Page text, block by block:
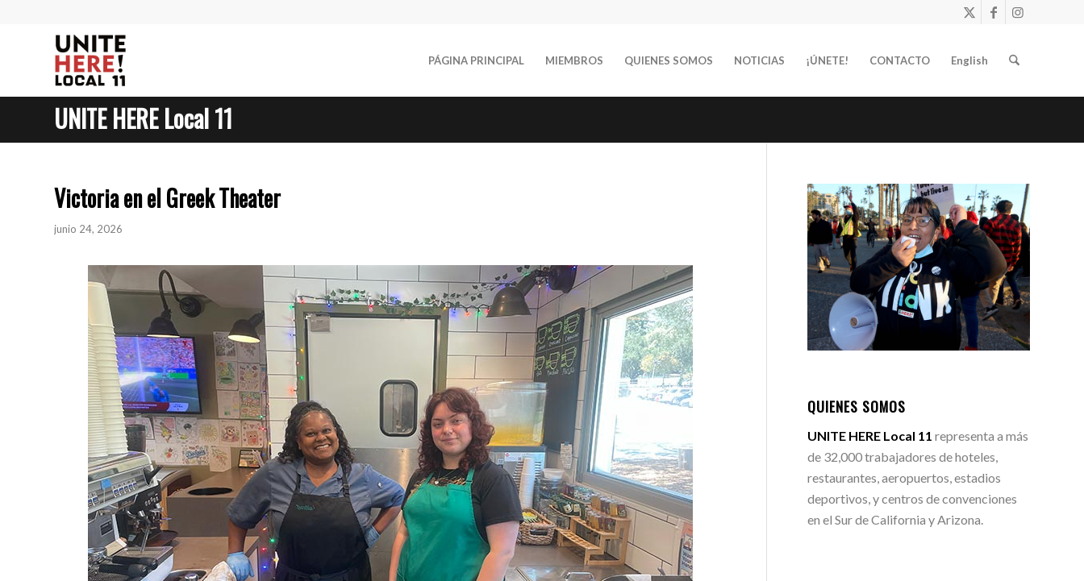
PÁGINA PRINCIPAL MIEMBROS QUIENES SOMOS NOTICIAS ¡ÚNETE! CONTACTO English
UNITE HERE Local 11
Victoria en el Greek Theater
junio 24, 2026
QUIENES SOMOS
UNITE HERE Local 11 representa a más
de 32,000 trabajadores de hoteles,
restaurantes, aeropuertos, estadios
deportivos, y centros de convenciones
en el Sur de California y Arizona.